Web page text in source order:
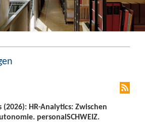
HR-Analytics: Zwischen
personalSCHWEIZ.